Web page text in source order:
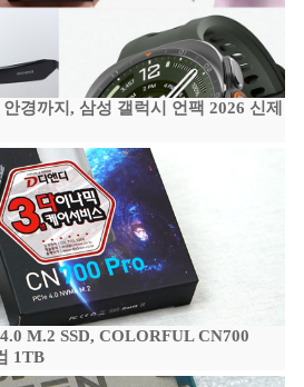
경까지, 삼성 갤럭시 언팩 2026 신제
M.2 SSD, COLORFUL CN700
1TB